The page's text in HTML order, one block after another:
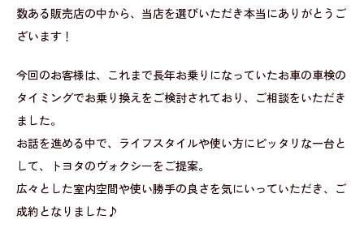
数ある販売店の中から、当店を選びいただき本当にありがとうご
ざいます！
今回のお客様は、これまで長年お乗りになっていたお車の車検の
タイミングでお乗り換えをご検討されており、ご相談をいただき
ました。
お話を進める中で、ライフスタイルや使い方にピッタリな一台と
して、トヨタのヴォクシーをご提案。
広々とした室内空間や使い勝手の良さを気にいっていただき、ご
成約となりました♪